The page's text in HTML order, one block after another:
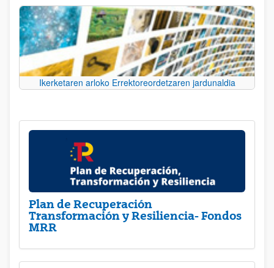
Ikerketaren arloko Errektoreordetzaren jardunaldia
Plan de Recuperación
Transformación y Resiliencia- Fondos
MRR